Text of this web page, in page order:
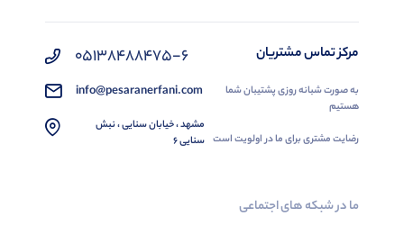
مرکز تماس مشتریان
به صورت شبانه روزی پشتیبان شما
هستیم
رضایت مشتری برای ما در اولویت است
05138488475-6
info@pesaranerfani.com
مشهد ، خیابان سنایی ، نبش
سنایی 6
ما در شبکه های اجتماعی